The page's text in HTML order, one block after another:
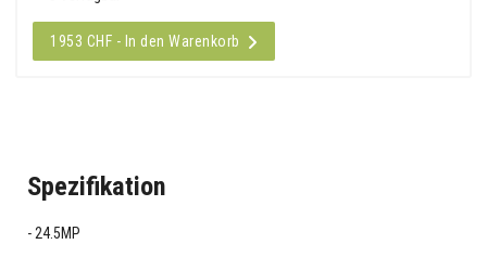
1953 CHF - In den Warenkorb
Spezifikation
24.5MP